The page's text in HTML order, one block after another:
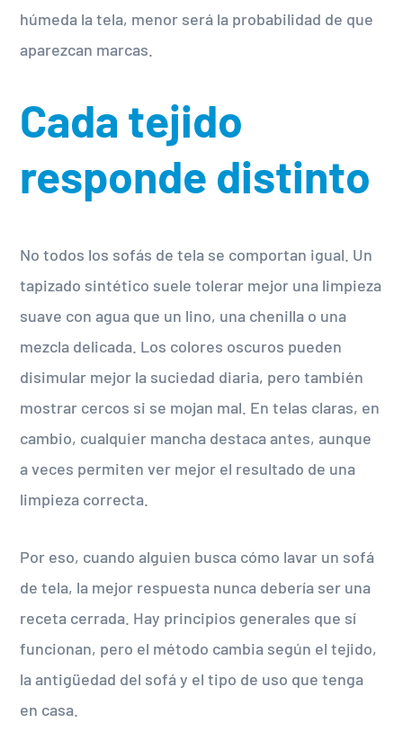
húmeda la tela, menor será la probabilidad de que
aparezcan marcas.
Cada tejido
responde distinto
No todos los sofás de tela se comportan igual. Un
tapizado sintético suele tolerar mejor una limpieza
suave con agua que un lino, una chenilla o una
mezcla delicada. Los colores oscuros pueden
disimular mejor la suciedad diaria, pero también
mostrar cercos si se mojan mal. En telas claras, en
cambio, cualquier mancha destaca antes, aunque
a veces permiten ver mejor el resultado de una
limpieza correcta.
Por eso, cuando alguien busca cómo lavar un sofá
de tela, la mejor respuesta nunca debería ser una
receta cerrada. Hay principios generales que sí
funcionan, pero el método cambia según el tejido,
la antigüedad del sofá y el tipo de uso que tenga
en casa.